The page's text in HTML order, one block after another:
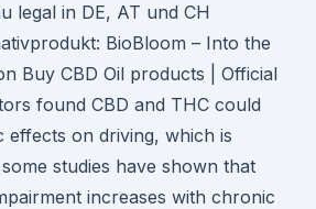
legal in DE, AT und CH
BioBloom – Into the
Buy CBD Oil products | Official
found CBD and THC could
effects on driving, which is
studies have shown that
increases with chronic